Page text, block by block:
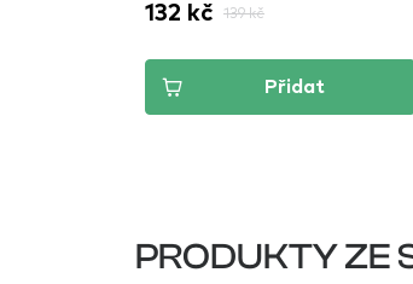
132 kč 139 kč
Přidat
PRODUKTY ZE